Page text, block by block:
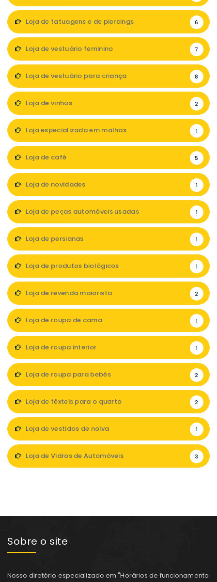
Loja de tatuagens e de piercings 6
Loja de vestuário feminino 7
Loja de vestuário para criança 8
Loja de vinhos 2
Loja especializada em malhas 1
Loja de café 5
Loja de novidades 1
Loja de peças automóveis usadas 1
Loja de persianas 1
Loja de produtos biológicos 1
Loja de revenda maiorista 2
Loja de roupa de cama 1
Loja de roupa interior 1
Loja de roupa para bebés 2
Loja de têxteis para o quarto 2
Loja de vestidos de noiva 1
Loja de Vidros de Automóveis 3
Sobre o site
Nosso diretório especializado em "Horários de funcionamento